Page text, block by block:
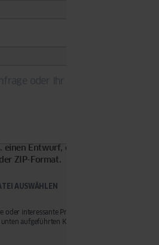
einen Entwurf, eine Visualisierung,
ZIP-Format.
AUSWÄHLEN
interessante Produkte, Dienstleistungen und
aufgeführten Kommunikationsmittel
können Ihre Einwilligung jederzeit widerrufen,